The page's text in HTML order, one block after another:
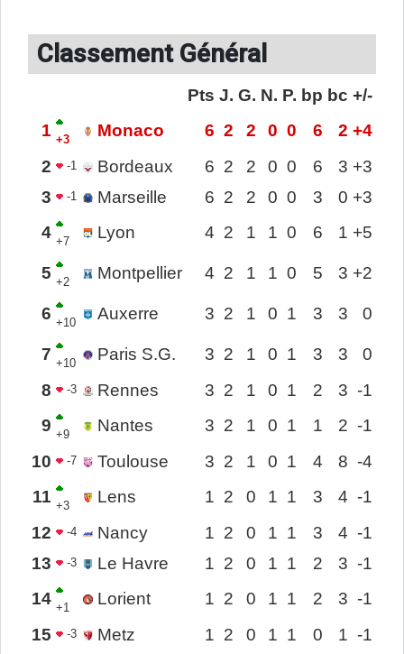
Classement Général
Pts J. G. N. P. bp bc +/-
1 +3 Monaco 6 2 2 0 0 6 2 +4
2
-1 Bordeaux 6 2 2 0 0 6 3 +3
3
-1 Marseille 6 2 2 0 0 3 0 +3
4 +7 Lyon 4 2 1 1 0 6 1 +5
5 +2 Montpellier 4 2 1 1 0 5 3 +2
6 +10 Auxerre 3 2 1 0 1 3 3 0
7 +10 Paris S.G. 3 2 1 0 1 3 3
0
8
-3 Rennes 3 2 1 0 1 2 3 -1
9 +9 Nantes 3 2 1 0 1 1 2 -1
10
-7 Toulouse 3 2 1 0 1 4 8 -4
11 +3 Lens 1 2 0 1 1 3 4 -1
12
-4 Nancy 1 2 0 1 1 3 4 -1
13
-3 Le Havre 1 2 0 1 1 2 3 -1
14 +1 Lorient 1 2 0 1 1 2 3 -1
15
-3 Metz 1 2 0 1 1 0 1 -1